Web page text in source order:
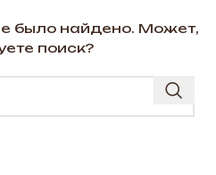
было найдено. Может,
поиск?